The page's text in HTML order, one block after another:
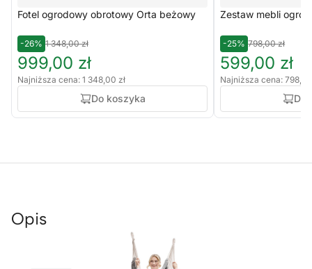
Fotel ogrodowy obrotowy Orta beżowy
-26% 1 348,00 zł
999,00 zł
Najniższa cena: 1 348,00 zł
Do koszyka
Zestaw mebli
-25% 798,00 zł
599,00 zł
Najniższa cena:
Do
Opis